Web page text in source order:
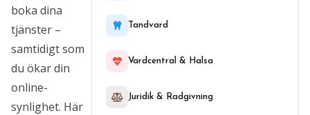
boka dina
tjänster –
samtidigt som
du ökar din
online-
synlighet. Här
Tandvard
Vardcentral & Halsa
Juridik & Radgivning